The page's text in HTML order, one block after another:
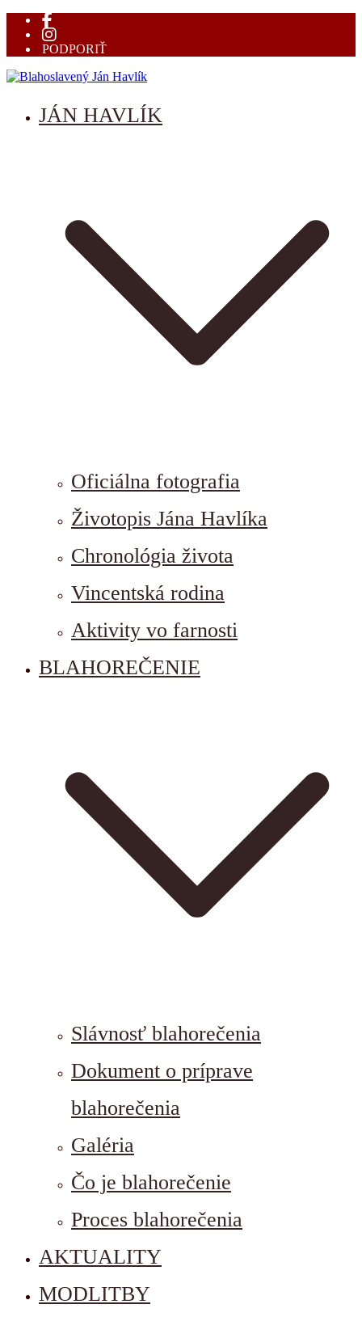
Prejsť
obsah
PODPORIŤ
Blahoslavený Ján Havlík
mučeník vernosti
JÁN HAVLÍK
Oficiálna fotografia
Životopis Jána Havlíka
Chronológia života
Vincentská rodina
Aktivity vo farnosti
BLAHOREČENIE
Slávnosť blahorečenia
Dokument o príprave
blahorečenia
Galéria
Čo je blahorečenie
Proces blahorečenia
AKTUALITY
MODLITBY